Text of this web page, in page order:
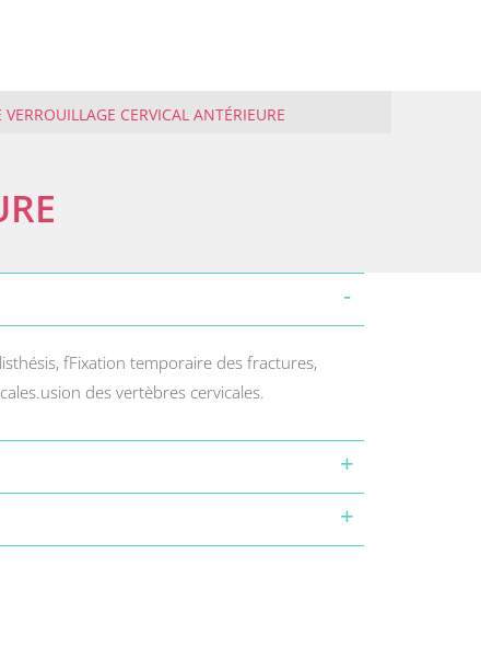
CERVICAL ANTÉRIEURE
fFixation temporaire des fractures,
des vertèbres cervicales.